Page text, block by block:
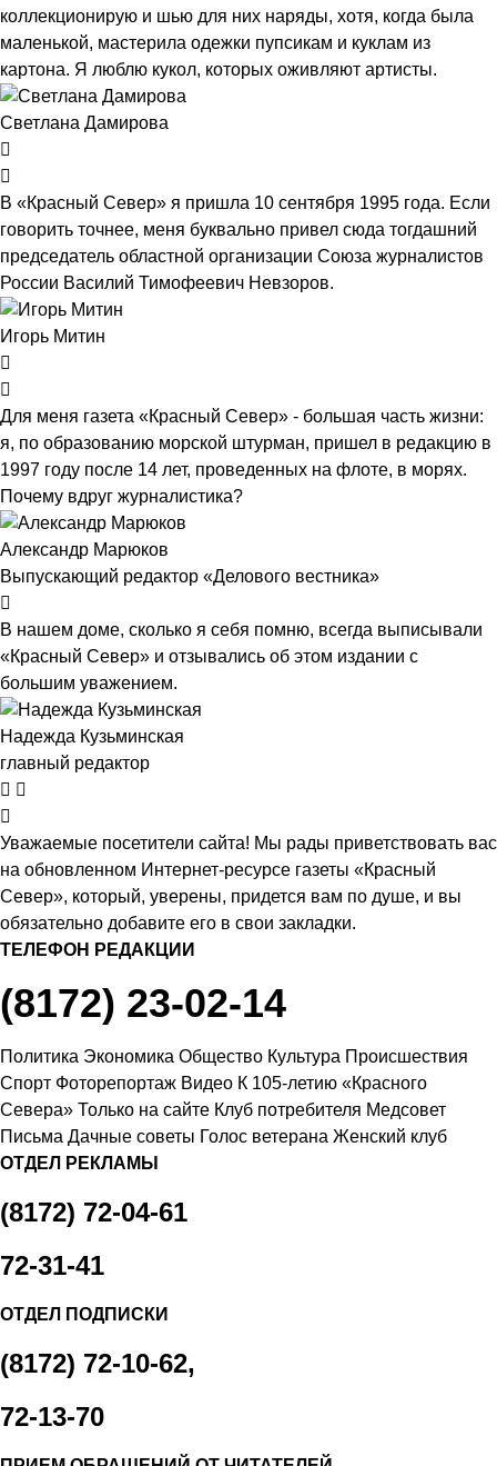
коллекционирую и шью для них наряды, хотя, когда была
маленькой, мастерила одежки пупсикам и куклам из
картона. Я люблю кукол, которых оживляют артисты.
Светлана Дамирова
В «Красный Север» я пришла 10 сентября 1995 года. Если
говорить точнее, меня буквально привел сюда тогдашний
председатель областной организации Союза журналистов
России Василий Тимофеевич Невзоров.
Игорь Митин
Для меня газета «Красный Север» - большая часть жизни:
я, по образованию морской штурман, пришел в редакцию в
1997 году после 14 лет, проведенных на флоте, в морях.
Почему вдруг журналистика?
Александр Марюков
Выпускающий редактор «Делового вестника»
В нашем доме, сколько я себя помню, всегда выписывали
«Красный Север» и отзывались об этом издании с
большим уважением.
Надежда Кузьминская
главный редактор
Уважаемые посетители сайта! Мы рады приветствовать вас
на обновленном Интернет-ресурсе газеты «Красный
Север», который, уверены, придется вам по душе, и вы
обязательно добавите его в свои закладки.
ТЕЛЕФОН РЕДАКЦИИ
(8172) 23-02-14
Политика Экономика Общество Культура Происшествия
Спорт Фоторепортаж Видео К 105-летию «Красного
Севера» Только на сайте Клуб потребителя Медсовет
Письма Дачные советы Голос ветерана Женский клуб
ОТДЕЛ РЕКЛАМЫ
(8172) 72-04-61
72-31-41
ОТДЕЛ ПОДПИСКИ
(8172) 72-10-62,
72-13-70